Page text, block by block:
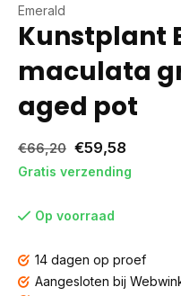
Emerald
Kunstplant
maculata
aged pot
€66,20 €59,58
Gratis verzending
Op voorraad
14 dagen op proef
Aangesloten bij